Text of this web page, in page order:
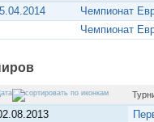
Чемпионат
Чемпионат